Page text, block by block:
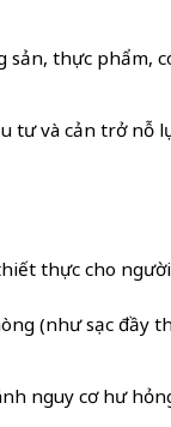
thực phẩm,
tư và cản trở nỗ
thực cho
(như sạc đầy
nguy cơ hư